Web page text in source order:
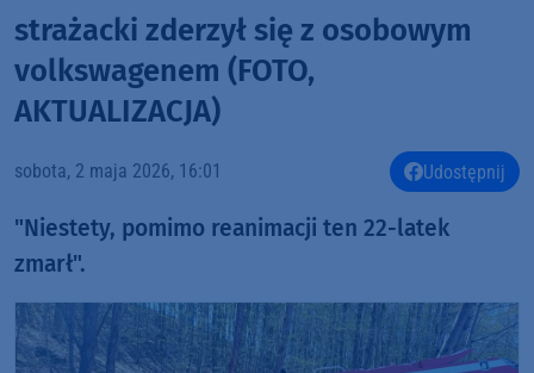
strażacki zderzył się z osobowym
volkswagenem (FOTO,
AKTUALIZACJA)
sobota, 2 maja 2026, 16:01 Udostępnij
"Niestety, pomimo reanimacji ten 22-latek
zmarł".